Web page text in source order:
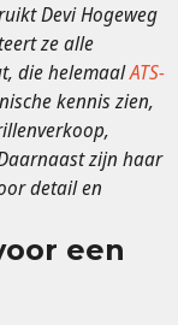
Devi Hogeweg
ze alle
die helemaalATS-
kennis zien,
zijn haar
detail en
een